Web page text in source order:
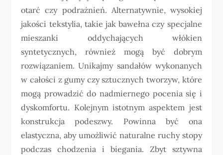
otarć czy podrażnień. Alternatywnie, wysokiej
jakości tekstylia, takie jak bawełna czy specjalne
mieszanki oddychających włókien
syntetycznych, również mogą być dobrym
rozwiązaniem. Unikajmy sandałów wykonanych
w całości z gumy czy sztucznych tworzyw, które
mogą prowadzić do nadmiernego pocenia się i
dyskomfortu. Kolejnym istotnym aspektem jest
konstrukcja podeszwy. Powinna być ona
elastyczna, aby umożliwić naturalne ruchy stopy
podczas chodzenia i biegania. Zbyt sztywna